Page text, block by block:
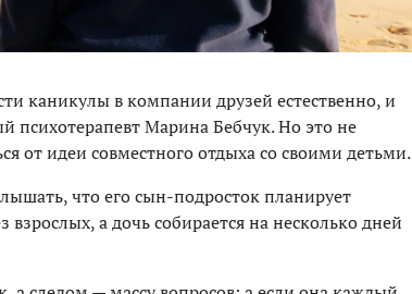
каникулы в компании друзей естественно, и
психотерапевт Марина Бебчук. Но это не
от идеи совместного отдыха со своими детьми.
что его сын-подросток планирует
а дочь собирается на несколько дней